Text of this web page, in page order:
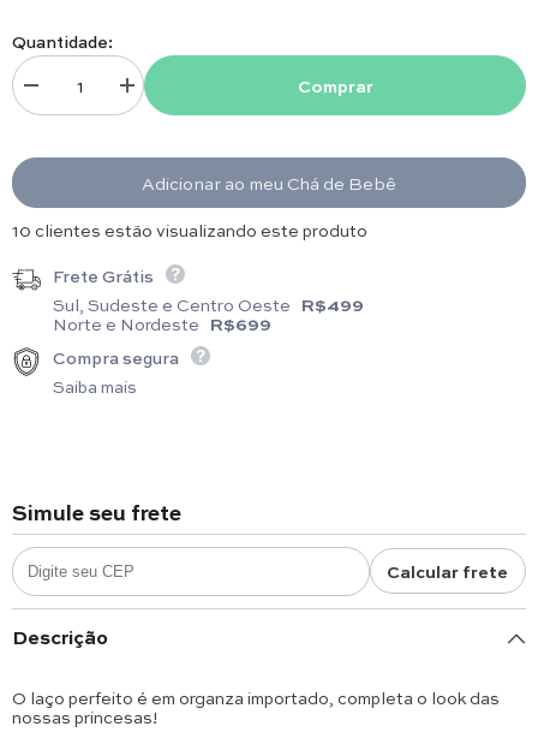
Quantidade:
Diminuir quantidade para Faixa - Eva - Gorgorão
Aumentar quantidade para Faixa - Eva - Gorgorão
Comprar
Adicionar ao meu Chá de Bebê
16 clientes estão visualizando este produto
Frete Grátis
Sul, Sudeste e Centro Oeste R$499
Norte e Nordeste R$699
Compra segura
Saiba mais
Simule seu frete
Calcular frete
Descrição
O laço perfeito é em organza importado, completa o look das
nossas princesas!